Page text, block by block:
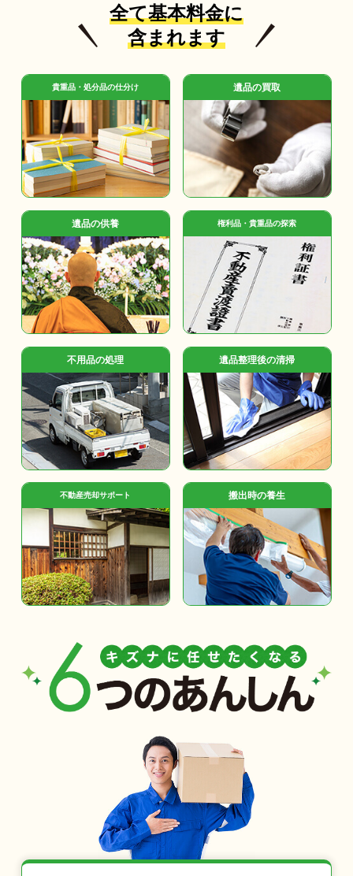
全て基本料金に
含まれます
貴重品・処分品の仕分け 遺品の買取
遺品の供養 権利品・貴重品の探索
不用品の処理 遺品整理後の清掃
不動産売却サポート 搬出時の養生